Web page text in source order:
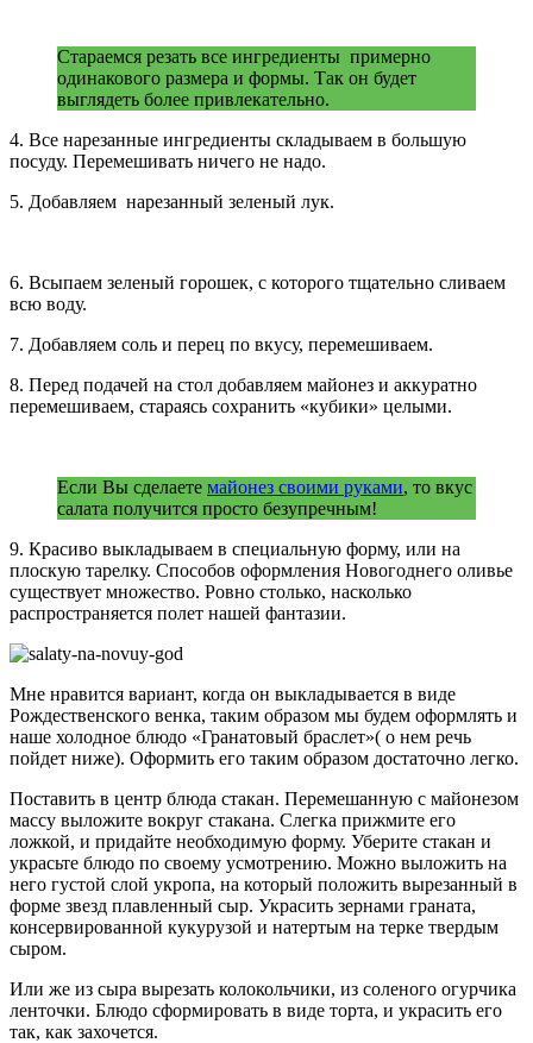
Стараемся резать все ингредиенты примерно
одинакового размера и формы. Так он будет
выглядеть более привлекательно.
4. Все нарезанные ингредиенты складываем в большую
посуду. Перемешивать ничего не надо.
5. Добавляем нарезанный зеленый лук.
6. Всыпаем зеленый горошек, с которого тщательно сливаем
всю воду.
7. Добавляем соль и перец по вкусу, перемешиваем.
8. Перед подачей на стол добавляем майонез и аккуратно
перемешиваем, стараясь сохранить «кубики» целыми.
Если Вы сделаете майонез своими руками, то вкус
салата получится просто безупречным!
9. Красиво выкладываем в специальную форму, или на
плоскую тарелку. Способов оформления Новогоднего оливье
существует множество. Ровно столько, насколько
распространяется полет нашей фантазии.
Мне нравится вариант, когда он выкладывается в виде
Рождественского венка, таким образом мы будем оформлять и
наше холодное блюдо «Гранатовый браслет»( о нем речь
пойдет ниже). Оформить его таким образом достаточно легко.
Поставить в центр блюда стакан. Перемешанную с майонезом
массу выложите вокруг стакана. Слегка прижмите его
ложкой, и придайте необходимую форму. Уберите стакан и
украсьте блюдо по своему усмотрению. Можно выложить на
него густой слой укропа, на который положить вырезанный в
форме звезд плавленный сыр. Украсить зернами граната,
консервированной кукурузой и натертым на терке твердым
сыром.
Или же из сыра вырезать колокольчики, из соленого огурчика
ленточки. Блюдо сформировать в виде торта, и украсить его
так, как захочется.